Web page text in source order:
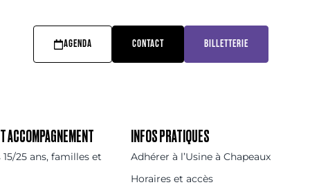
AGENDA CONTACT BILLETTERIE
ACCOMPAGNEMENT
25 ans, familles et
INFOS PRATIQUES
Adhérer à l’Usine à Chapeaux
Horaires et accès